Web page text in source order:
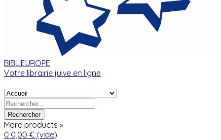
BIBLIEUROPE
Votre librairie juive en ligne
Rechercher
More products »
0 0,00 € (vide)